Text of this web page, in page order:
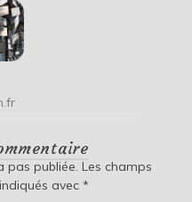
pas publiée. Les champs
avec *